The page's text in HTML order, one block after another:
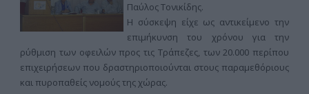
Παύλος Τονικίδης.
Η σύσκεψη είχε ως αντικείμενο την
επιμήκυνση του χρόνου για την
ρύθμιση των οφειλών προς τις Τράπεζες, των 20.000 περίπου
επιχειρήσεων που δραστηριοποιούνται στους παραμεθόριους
και πυροπαθείς νομούς της χώρας.